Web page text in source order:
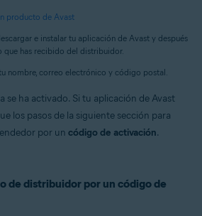
producto de Avast
e instalar tu aplicación de Avast y después
que has recibido del distribuidor.
nombre, correo electrónico y código postal.
se ha activado. Si tu aplicación de Avast
los pasos de la siguiente sección para
por un código de activación.
de distribuidor por un código de